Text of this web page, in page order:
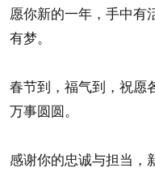
愿你新的一年，手中有
有梦。
春节到，福气到，祝愿
万事圆圆。
感谢你的忠诚与担当，